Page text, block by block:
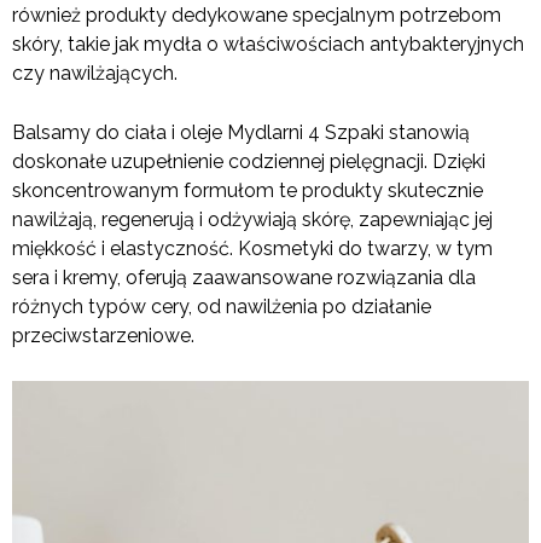
również produkty dedykowane specjalnym potrzebom
skóry, takie jak mydła o właściwościach antybakteryjnych
czy nawilżających.
Balsamy do ciała i oleje Mydlarni 4 Szpaki stanowią
doskonałe uzupełnienie codziennej pielęgnacji. Dzięki
skoncentrowanym formułom te produkty skutecznie
nawilżają, regenerują i odżywiają skórę, zapewniając jej
miękkość i elastyczność. Kosmetyki do twarzy, w tym
sera i kremy, oferują zaawansowane rozwiązania dla
różnych typów cery, od nawilżenia po działanie
przeciwstarzeniowe.